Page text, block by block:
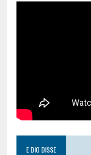
E DIO DISSE